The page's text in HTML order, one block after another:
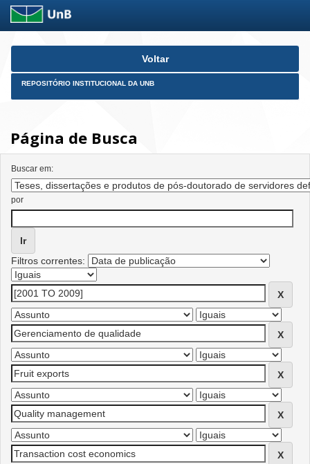
Skip
Voltar
REPOSITÓRIO INSTITUCIONAL DA UNB
Página de Busca
Buscar em:
por
Filtros correntes: